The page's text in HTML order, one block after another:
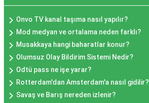
Onvo TV kanal taşıma nasıl yapılır?
Mod medyan ve ortalama neden farklı?
Musakkaya hangi baharatlar konur?
Olumsuz Olay Bildirim Sistemi Nedir?
Odtü pass ne işe yarar?
Rotterdam'dan Amsterdam'a nasıl gidilir?
Savaş ve Barış nereden izlenir?